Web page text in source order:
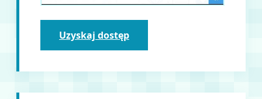
Uzyskaj dostęp